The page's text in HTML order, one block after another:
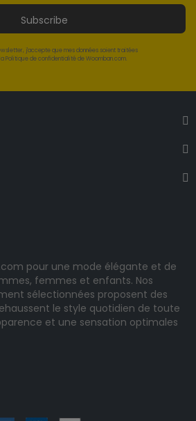
Subscribe
j'accepte que mes données soient traitées
Politique de confidentialité de Woomban.com.
pour une mode élégante et de
femmes et enfants. Nos
sélectionnées proposent des
le style quotidien de toute
et une sensation optimales